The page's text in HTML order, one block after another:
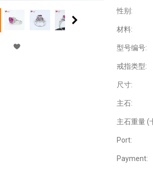
性别:
材料:
型号编号:
戒指类型:
尺寸:
主石:
主石重量 (
Port:
Payment: